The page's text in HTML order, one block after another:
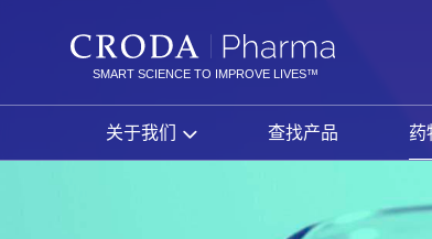
SMART SCIENCE TO IMPROVE LIVES™
关于我们 查找产品 药